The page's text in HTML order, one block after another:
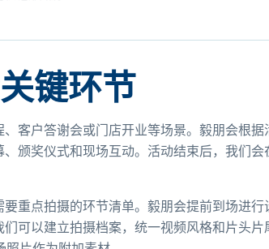
键环节
客户答谢会或门店开业等场景。毅朋会根
颁奖仪式和现场互动。活动结束后，我们
重点拍摄的环节清单。毅朋会提前到场进
可以建立拍摄档案，统一视频风格和片头